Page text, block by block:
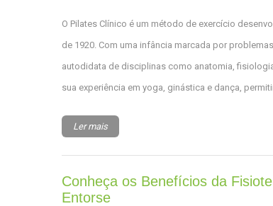
O Pilates Clínico é um método de exercício
de 1920. Com uma infância marcada por
autodidata de disciplinas como anatomia,
sua experiência em yoga, ginástica e dança,
Ler mais
Conheça os Benefícios da
Entorse